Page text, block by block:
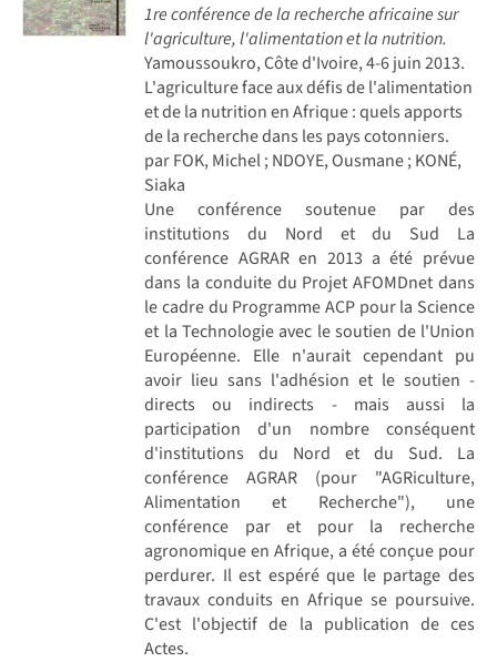
1re conférence de la recherche africaine sur
l'agriculture, l'alimentation et la nutrition.
Yamoussoukro, Côte d'Ivoire, 4-6 juin 2013.
L'agriculture face aux défis de l'alimentation
et de la nutrition en Afrique : quels apports
de la recherche dans les pays cotonniers.
par FOK, Michel ; NDOYE, Ousmane ; KONÉ,
Siaka
Une conférence soutenue par des
institutions du Nord et du Sud La
conférence AGRAR en 2013 a été prévue
dans la conduite du Projet AFOMDnet dans
le cadre du Programme ACP pour la Science
et la Technologie avec le soutien de l'Union
Européenne. Elle n'aurait cependant pu
avoir lieu sans l'adhésion et le soutien -
directs ou indirects - mais aussi la
participation d'un nombre conséquent
d'institutions du Nord et du Sud. La
conférence AGRAR (pour "AGRiculture,
Alimentation et Recherche"), une
conférence par et pour la recherche
agronomique en Afrique, a été conçue pour
perdurer. Il est espéré que le partage des
travaux conduits en Afrique se poursuive.
C'est l'objectif de la publication de ces
Actes.